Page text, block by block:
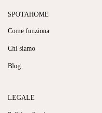
SPOTAHOME
Come funziona
Chi siamo
Blog
LEGALE